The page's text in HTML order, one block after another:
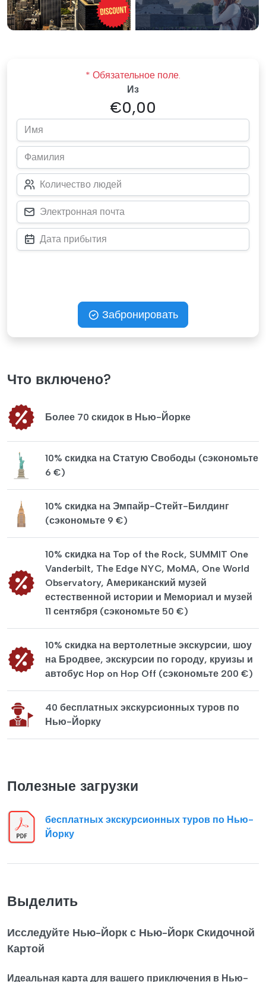
Что включено?
Более 70 скидок в Нью-Йорке
10% скидка на Статую Свободы (сэкономьте
6 €)
10% скидка на Эмпайр-Стейт-Билдинг
(сэкономьте 9 €)
10% скидка на Top of the Rock, SUMMIT One
Vanderbilt, The Edge NYC, MoMA, One World
Observatory, Американский музей
естественной истории и Мемориал и музей
11 сентября (сэкономьте 50 €)
10% скидка на вертолетные экскурсии, шоу
на Бродвее, экскурсии по городу, круизы и
автобус Hop on Hop Off (сэкономьте 200 €)
40 бесплатных экскурсионных туров по
Нью-Йорку
Полезные загрузки
бесплатных экскурсионных туров по Нью-
Йорку
Выделить
Исследуйте Нью-Йорк с Нью-Йорк Скидочной
Картой
Идеальная карта для вашего приключения в Нью-
* Обязательное поле.
Из
€0,00
Забронировать